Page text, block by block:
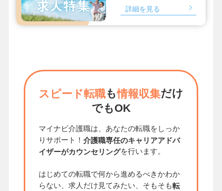
詳細を見る
スピード転職も情報収集だけ
でもOK
マイナビ介護職は、あなたの転職をしっか
りサポート！ 介護職専任のキャリアアドバ
イザーがカウンセリングを行います。
はじめての転職で何から進めるべきかわか
らない、求人だけ見てみたい、そもそも転